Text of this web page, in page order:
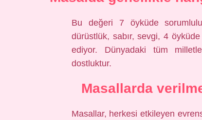
Bu değeri 7 öyküde
dürüstlük, sabır, sevgi, 4
ediyor. Dünyadaki tüm
dostluktur.
Masallarda
Masallar, herkesi etkileyen